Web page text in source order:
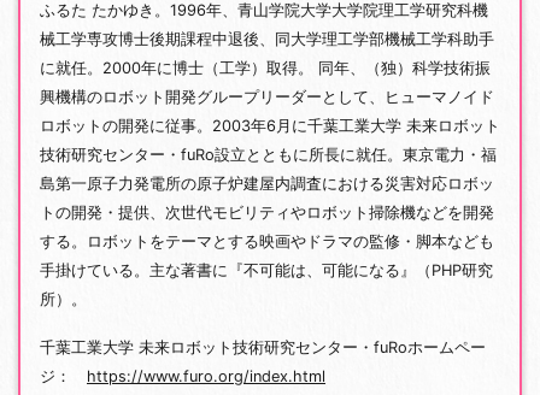
ふるた たかゆき。1996年、青山学院大学大学院理工学研究科機
械工学専攻博士後期課程中退後、同大学理工学部機械工学科助手
に就任。2000年に博士（工学）取得。 同年、（独）科学技術振
興機構のロボット開発グループリーダーとして、ヒューマノイド
ロボットの開発に従事。2003年6月に千葉工業大学 未来ロボット
技術研究センター・fuRo設立とともに所長に就任。東京電力・福
島第一原子力発電所の原子炉建屋内調査における災害対応ロボッ
トの開発・提供、次世代モビリティやロボット掃除機などを開発
する。ロボットをテーマとする映画やドラマの監修・脚本なども
手掛けている。主な著書に『不可能は、可能になる』（PHP研究
所）。
千葉工業大学 未来ロボット技術研究センター・fuRoホームペー
ジ： https://www.furo.org/index.html